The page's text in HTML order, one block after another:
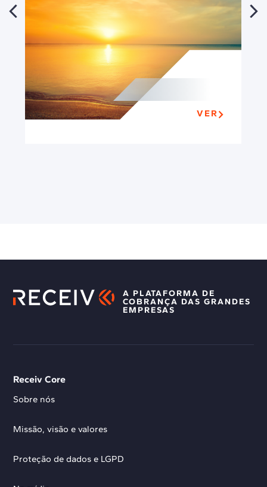
VER
A PLATAFORMA DE
COBRANÇA DAS GRANDES
EMPRESAS
Receiv Core
Sobre nós
Missão, visão e valores
Proteção de dados e LGPD